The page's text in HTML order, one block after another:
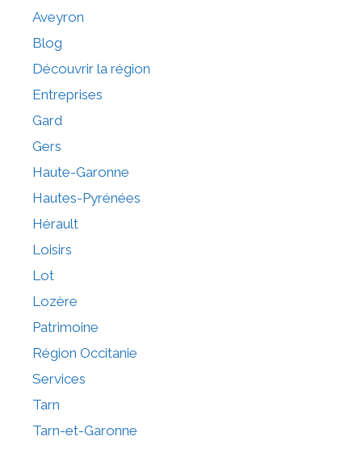
Aveyron
Blog
Découvrir la région
Entreprises
Gard
Gers
Haute-Garonne
Hautes-Pyrénées
Hérault
Loisirs
Lot
Lozère
Patrimoine
Région Occitanie
Services
Tarn
Tarn-et-Garonne